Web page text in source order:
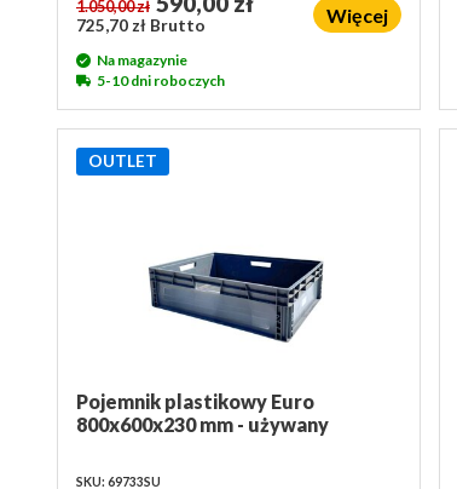
1.050,00 zł
725,70 zł Brutto Więcej
Na magazynie
5-10 dni roboczych
OUTLET
Pojemnik plastikowy Euro
800x600x230 mm - używany
SKU: 69733SU